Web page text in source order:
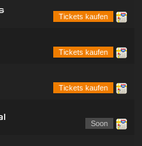
Tickets kaufen
Tickets kaufen
Tickets kaufen
Soon